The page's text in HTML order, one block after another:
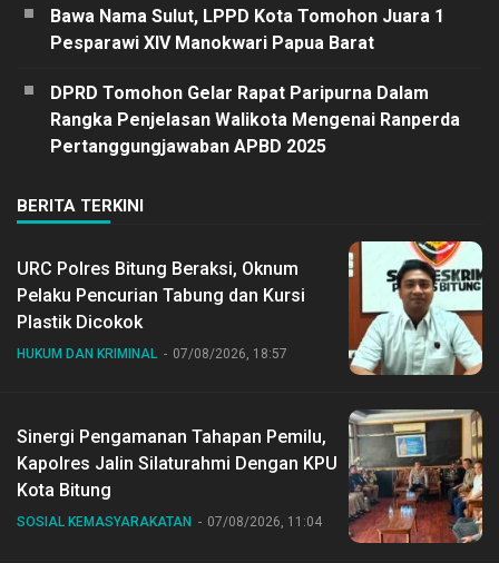
Bawa Nama Sulut, LPPD Kota Tomohon Juara 1
Pesparawi XIV Manokwari Papua Barat
DPRD Tomohon Gelar Rapat Paripurna Dalam
Rangka Penjelasan Walikota Mengenai Ranperda
Pertanggungjawaban APBD 2025
BERITA TERKINI
URC Polres Bitung Beraksi, Oknum
Pelaku Pencurian Tabung dan Kursi
Plastik Dicokok
HUKUM DAN KRIMINAL 07/08/2026, 18:57
Sinergi Pengamanan Tahapan Pemilu,
Kapolres Jalin Silaturahmi Dengan KPU
Kota Bitung
SOSIAL KEMASYARAKATAN 07/08/2026, 11:04